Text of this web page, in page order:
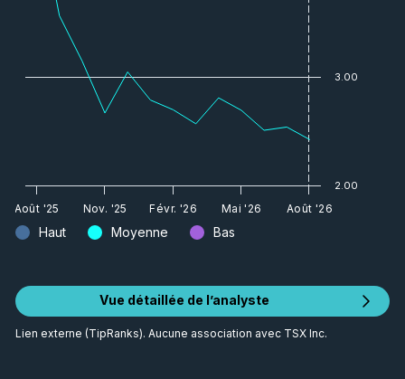
Haut Moyenne Bas
Août '25 Nov. '25 Févr. '26 Mai '26 Août '26
2.00
3.00
Vue détaillée de l’analyste
Lien externe (TipRanks). Aucune association avec TSX Inc.